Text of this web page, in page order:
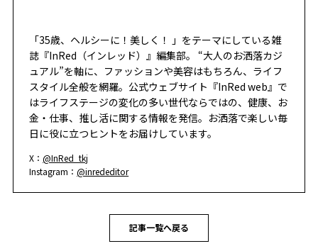
「35歳、ヘルシーに！美しく！ 」をテーマにしている雑
誌『InRed（インレッド）』編集部。 “大人のお洒落カジ
ュアル”を軸に、ファッションや美容はもちろん、ライフ
スタイル全般を網羅。公式ウェブサイト『InRed web』で
はライフステージの変化の多い世代ならではの、健康、お
金・仕事、推し活に関する情報を発信。お洒落で楽しい毎
日に役に立つヒントをお届けしています。
X：@InRed_tkj
Instagram：@inrededitor
記事一覧へ戻る